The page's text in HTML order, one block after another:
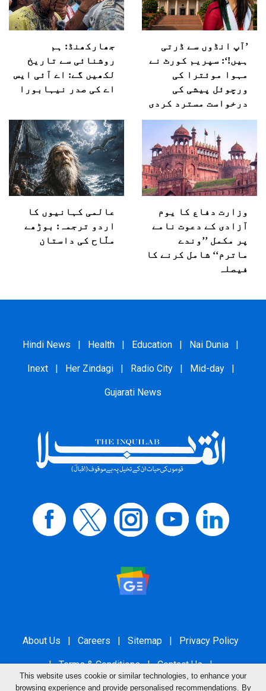
’آپ انڈوں سے ڈرتی
ہیں!‘: سپریم کورٹ نے
مہوا موئترا کی
ورچوئل پیشی کی
درخواست مسترد کردی
جھارکھنڈ: ہم
روشنائی سے تاریخ
لکھیں گے: اے آئی ایس
اے کی صدر نیہابورا
وزارت دفاع کا یوم
آزادی کے دعوت نامے
پر مکمل ’’وندے
ماترم‘‘ شامل کرنے کا
فیصلہ
عالمی کہانیوں کا
اردو ترجمہ: بوڑھے
ملّاح کی داستان
Hindi News | Health | Education | Nai Dunia |
Inext | Her Zindagi | Radio City | Mid-day |
Gujarati News
About Us | Careers | Sitemap | Privacy Policy
| Terms & Conditions | Contact Us |
Grievance Redressal
This website uses cookie or similar technologies, to enhance your
browsing experience and provide personalised recommendations. By